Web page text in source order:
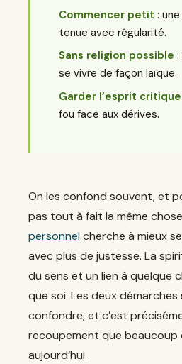
Commencer petit :
tenue avec régularité.
Sans religion possible
se vivre de façon laïque.
Garder l’esprit critique
fou face aux dérives.
On les confond souvent, et
pas tout à fait la même
personnel cherche à mieux
avec plus de justesse. La
du sens et un lien à quelque
que soi. Les deux
confondre, et c’est
recoupement que beaucoup
aujourd’hui.